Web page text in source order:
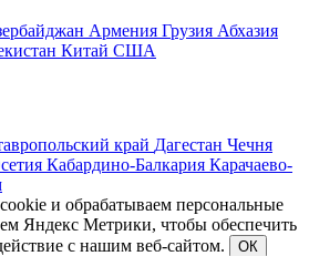
Армения Грузия Абхазия
Китай США
край Дагестан Чечня
Кабардино-Балкария Карачаево-
и обрабатываем персональные
Яндекс Метрики, чтобы обеспечить
с нашим веб-сайтом.
ОК